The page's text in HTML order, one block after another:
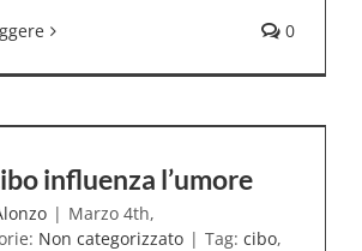
0
influenza l’umore
| Marzo 4th,
Non categorizzato | Tag: cibo,